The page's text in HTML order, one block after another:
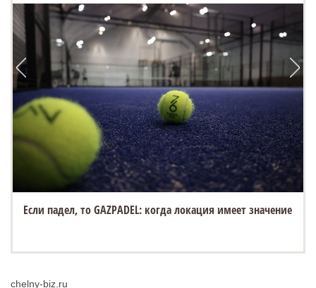
Если падел, то GAZPADEL: когда локация имеет значение
chelny-biz.ru